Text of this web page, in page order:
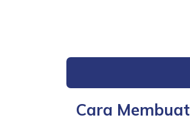
Cara Membuat